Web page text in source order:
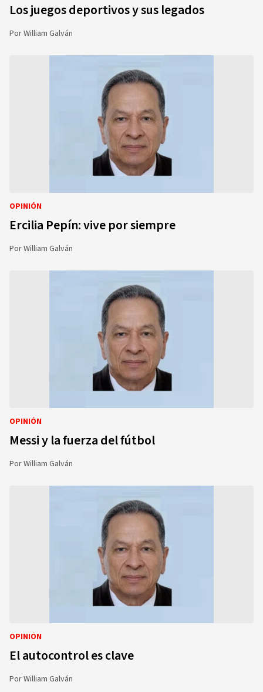
Los juegos deportivos y sus legados
PorWilliam Galván
OPINIÓN
Ercilia Pepín: vive por siempre
PorWilliam Galván
OPINIÓN
Messi y la fuerza del fútbol
PorWilliam Galván
OPINIÓN
El autocontrol es clave
PorWilliam Galván